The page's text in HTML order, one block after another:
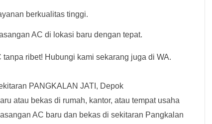
berkualitas tinggi.
AC di lokasi baru dengan tepat.
ribet! Hubungi kami sekarang juga di WA.
PANGKALAN JATI, Depok
atau bekas di rumah, kantor, atau tempat usaha
AC baru dan bekas di sekitaran Pangkalan